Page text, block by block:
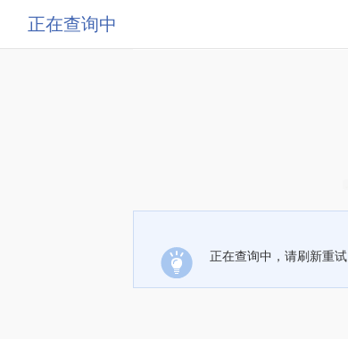
正在查询中
正在查询中，请刷新重试